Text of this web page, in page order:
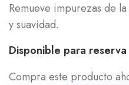
Remueve impurezas de
y suavidad.
Disponible para reserva
Compra este producto